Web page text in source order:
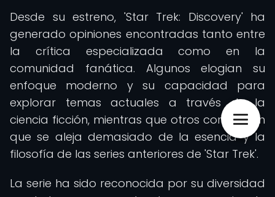
Desde su estreno, 'Star Trek: Discovery' ha
generado opiniones encontradas tanto entre
la crítica especializada como en la
comunidad fanática. Algunos elogian su
enfoque moderno y su capacidad para
explorar temas actuales a través de la
ciencia ficción, mientras que otros consideran
que se aleja demasiado de la esencia y la
filosofía de las series anteriores de 'Star Trek'.
La serie ha sido reconocida por su diversidad